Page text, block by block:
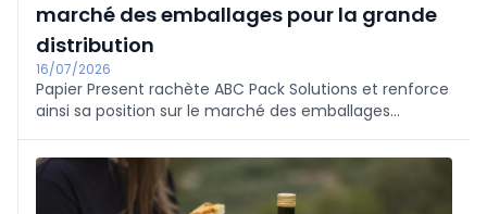
marché des emballages pour la grande
distribution
16/07/2026
Papier Present rachète ABC Pack Solutions et renforce
ainsi sa position sur le marché des emballages
entreprises familiales belges regroupent environ 20
collaborateurs à Merchtem et à Gand, conservent
l'équipe d'ABC et, grâce à leurs expertises